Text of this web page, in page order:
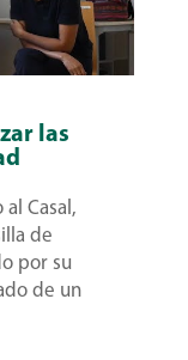
las
Casal,
de
por su
de un